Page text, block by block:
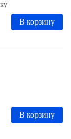
В корзину
В корзину